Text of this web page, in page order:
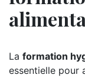
La formation
essentielle pour